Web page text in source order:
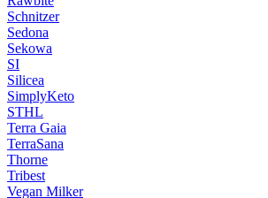
Schnitzer
Sedona
Sekowa
SI
Silicea
SimplyKeto
STHL
Terra Gaia
TerraSana
Thorne
Tribest
Vegan Milker